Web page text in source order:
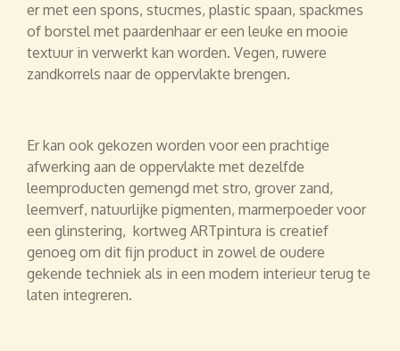
er met een spons, stucmes, plastic spaan, spackmes
of borstel met paardenhaar er een leuke en mooie
textuur in verwerkt kan worden. Vegen, ruwere
zandkorrels naar de oppervlakte brengen.
Er kan ook gekozen worden voor een prachtige
afwerking aan de oppervlakte met dezelfde
leemproducten gemengd met stro, grover zand,
leemverf, natuurlijke pigmenten, marmerpoeder voor
een glinstering, kortweg ARTpintura is creatief
genoeg om dit fijn product in zowel de oudere
gekende techniek als in een modern interieur terug te
laten integreren.